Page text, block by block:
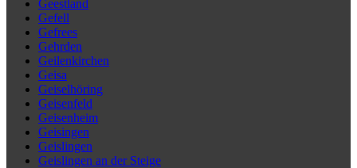
Geestland
Gefell
Gefrees
Gehrden
Geilenkirchen
Geisa
Geiselhöring
Geisenfeld
Geisenheim
Geisingen
Geislingen
Geislingen an der Steige